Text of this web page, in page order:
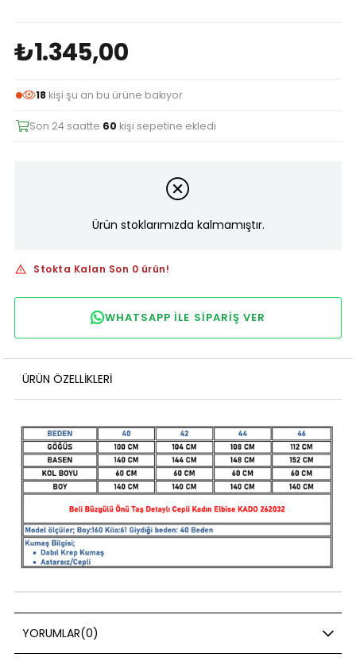
₺1.345,00
18 kişi şu an bu ürüne bakıyor
Son 24 saatte 60 kişi sepetine ekledi
Ürün stoklarımızda kalmamıştır.
Stokta Kalan Son 0 ürün!
WHATSAPP ILE SIPARIŞ VER
ÜRÜN ÖZELLIKLERI
YORUMLAR(0)